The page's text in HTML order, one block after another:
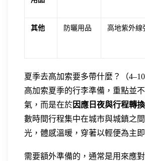
其他 防曬用品 高地紫外線
夏季去高加索要多帶什麼？（4–10
高加索夏季的行李準備，重點並
氣，而是在於因應日夜與行程轉
數時間行程集中在城市與城鎮之
光，體感溫暖，穿著以輕便為主即
需要額外準備的，通常是用來應